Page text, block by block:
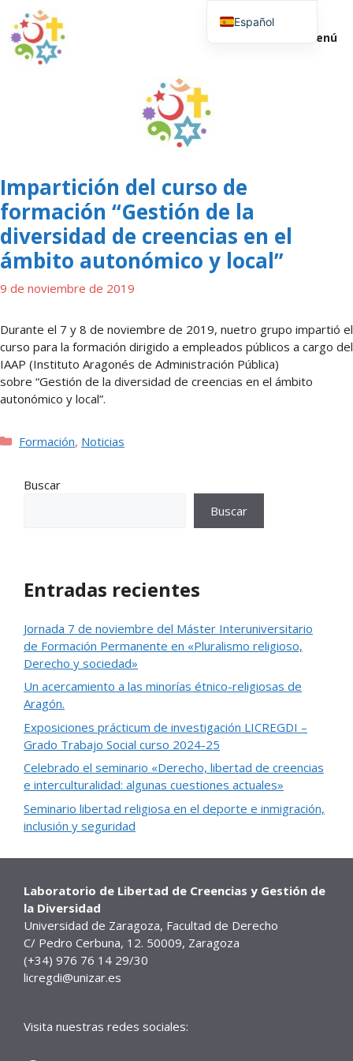
contenido
Menú
Impartición del curso de
formación “Gestión de la
diversidad de creencias en el
ámbito autonómico y local”
9 de noviembre de 2019
Durante el 7 y 8 de noviembre de 2019, nuetro grupo impartió el
curso para la formación dirigido a empleados públicos a cargo del
IAAP (Instituto Aragonés de Administración Pública)
sobre “Gestión de la diversidad de creencias en el ámbito
autonómico y local”.
Categorías
Formación, Noticias
Buscar
Buscar
Entradas recientes
Jornada 7 de noviembre del Máster Interuniversitario
de Formación Permanente en «Pluralismo religioso,
Derecho y sociedad»
Un acercamiento a las minorías étnico-religiosas de
Aragón.
Exposiciones prácticum de investigación LICREGDI –
Grado Trabajo Social curso 2024-25
Celebrado el seminario «Derecho, libertad de creencias
e interculturalidad: algunas cuestiones actuales»
Seminario libertad religiosa en el deporte e inmigración,
inclusión y seguridad
Laboratorio de Libertad de Creencias y Gestión de
la Diversidad
Universidad de Zaragoza, Facultad de Derecho
C/ Pedro Cerbuna, 12. 50009, Zaragoza
(+34) 976 76 14 29/30
licregdi@unizar.es
Visita nuestras redes sociales:
Español